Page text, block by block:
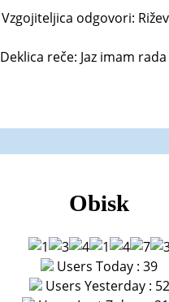
Vzgojiteljica odgovori:
Deklica reče: Jaz imam
Obisk
Users Today : 39
Users Yesterday : 52